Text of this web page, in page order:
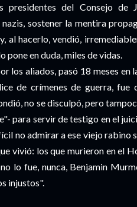
del Consejo de
sostener la mentira
al hacerlo, vendió,
pone en duda, miles de vidas.
los aliados, pasó 18 meses en
de crímenes de guerra, fue
no se disculpó, pero
para servir de testigo en el
no admirar a ese viejo rabino
vivió: los que murieron en el
lo fue, nunca, Benjamin
injustos".